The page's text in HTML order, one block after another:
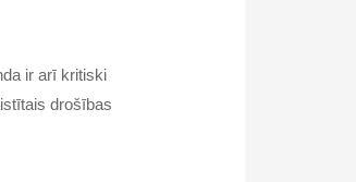
ir arī kritiski
drošības